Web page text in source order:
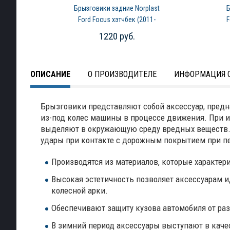
Брызговики задние Norplast
Ford Focus хэтчбек (2011-
1220 руб.
ОПИСАНИЕ О ПРОИЗВОДИТЕЛЕ ИНФОРМАЦИЯ
Брызговики представляют собой аксессуар,
из-под колес машины в процессе движения. При
выделяют в окружающую среду вредных веществ.
удары при контакте с дорожным покрытием при
Производятся из материалов, которые
Высокая эстетичность позволяет
колесной арки.
Обеспечивают защиту кузова автомобиля от
В зимний период аксессуары выступают в